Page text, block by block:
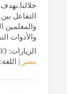
التفاعل
والمعلمين
والأدوات
الزيارات: 693 | التقييم: 0 | المقيّمين: 0 | الدولة:
مصر | اللغة: